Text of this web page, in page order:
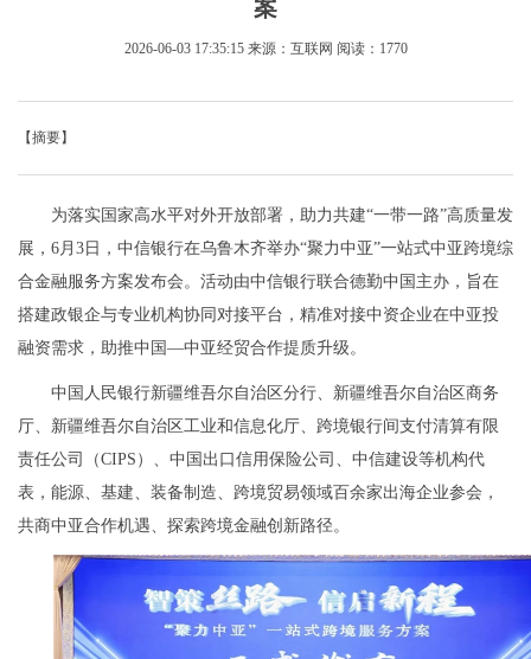
案
2026-06-03 17:35:15 来源：互联网 阅读：1770
【摘要】
为落实国家高水平对外开放部署，助力共建“一带一路”高质量发
展，6月3日，中信银行在乌鲁木齐举办“聚力中亚”一站式中亚跨境综
合金融服务方案发布会。活动由中信银行联合德勤中国主办，旨在
搭建政银企与专业机构协同对接平台，精准对接中资企业在中亚投
融资需求，助推中国—中亚经贸合作提质升级。
中国人民银行新疆维吾尔自治区分行、新疆维吾尔自治区商务
厅、新疆维吾尔自治区工业和信息化厅、跨境银行间支付清算有限
责任公司（CIPS）、中国出口信用保险公司、中信建设等机构代
表，能源、基建、装备制造、跨境贸易领域百余家出海企业参会，
共商中亚合作机遇、探索跨境金融创新路径。